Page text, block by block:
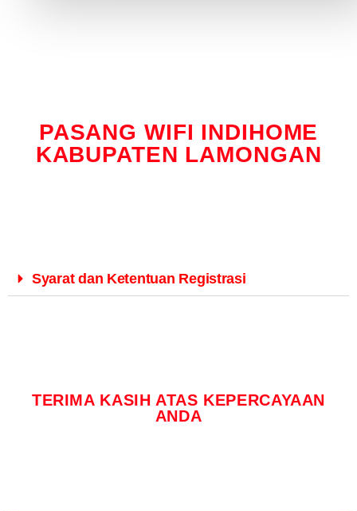
PASANG WIFI INDIHOME
KABUPATEN LAMONGAN
Syarat dan Ketentuan Registrasi
TERIMA KASIH ATAS KEPERCAYAAN
ANDA